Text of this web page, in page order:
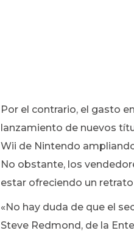
Por el contrario, el gasto
lanzamiento de nuevos
Wii de Nintendo
No obstante, los
estar ofreciendo un
«No hay duda de que el
Steve Redmond, de la